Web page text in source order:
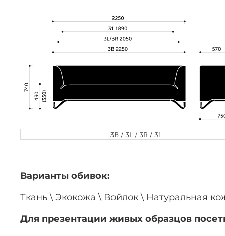
Варианты обивок:
Ткань \ Экокожа \ Войлок \ Натуральная
Для презентации живых образцов